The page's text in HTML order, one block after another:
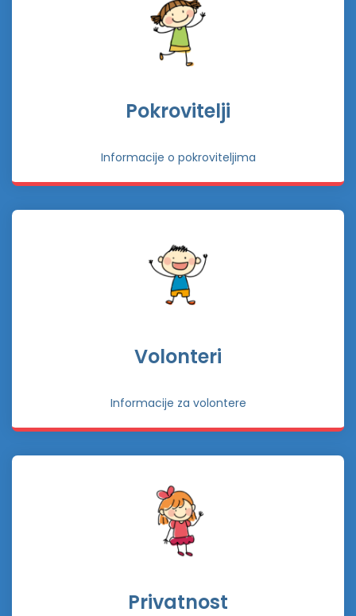
Pokrovitelji
Informacije o pokroviteljima
Volonteri
Informacije za volontere
Privatnost